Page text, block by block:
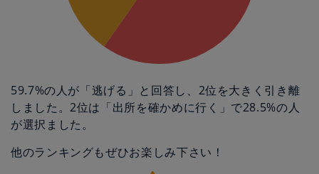
59.7%の人が「逃げる」と回答し、2位を大きく引き離
しました。2位は「出所を確かめに行く」で28.5%の人
が選択ました。
他のランキングもぜひお楽しみ下さい！